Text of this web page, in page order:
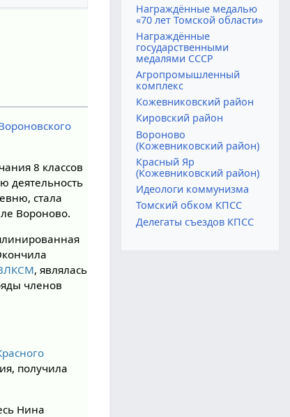
8 классов
деятельность
стала
Вороново.
, являлась
членов
получила
Нина
Награждённые медалью
«70 лет Томской области»
Награждённые
государственными
медалями СССР
Агропромышленный
комплекс
Кожевниковский район
Кировский район
Вороново
(Кожевниковский район)
Красный Яр
(Кожевниковский район)
Идеологи коммунизма
Томский обком КПСС
Делегаты съездов КПСС